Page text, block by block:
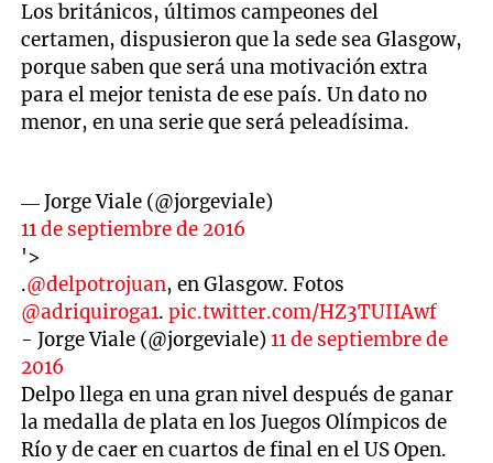
Los británicos, últimos campeones del
certamen, dispusieron que la sede sea Glasgow,
porque saben que será una motivación extra
para el mejor tenista de ese país. Un dato no
menor, en una serie que será peleadísima.
— Jorge Viale (@jorgeviale)
11 de septiembre de 2016
'>
.@delpotrojuan, en Glasgow. Fotos
@adriquiroga1.pic.twitter.com/HZ3TUIIAwf
- Jorge Viale (@jorgeviale)11 de septiembre de
2016
Delpo llega en una gran nivel después de ganar
la medalla de plata en los Juegos Olímpicos de
Río y de caer en cuartos de final en el US Open.